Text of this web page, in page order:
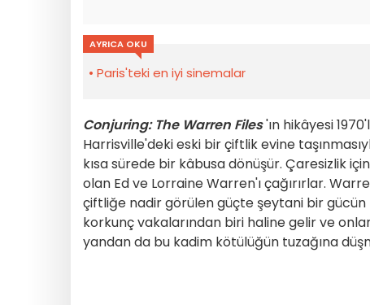
AYRICA OKU
Paris'teki en iyi sinemalar
Conjuring: The Warren Files'ın hikâyesi
Harrisville'deki eski bir çiftlik evine
kısa sürede bir kâbusa dönüşür. Çaresizlik
olan Ed ve Lorraine Warren'ı çağırırlar.
çiftliğe nadir görülen güçte şeytani bir
korkunç vakalarından biri haline gelir ve
yandan da bu kadim kötülüğün tuzağına